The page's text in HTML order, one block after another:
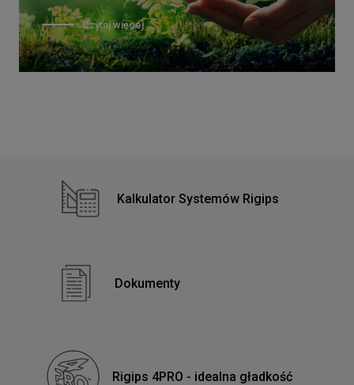
Czytaj więcej
Kalkulator Systemów Rigips
Dokumenty
Rigips 4PRO - idealna gładkość